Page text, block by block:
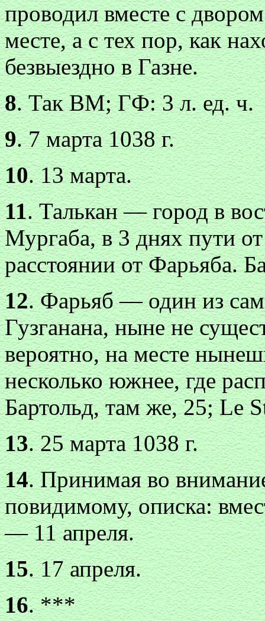
проводил вместе с
месте, а с тех пор, как
безвыездно в Газне.
8. Так ВМ; ГФ: 3 л. ед. ч.
9. 7 марта 1038 г.
10. 13 марта.
11. Талькан — город в
Мургаба, в 3 днях пути
расстоянии от Фарьяба.
12. Фарьяб — один из
Гузганана, ныне не
вероятно, на месте
несколько южнее, где
Бартольд, там же, 25; Lе
13. 25 марта 1038 г.
14. Принимая во
повидимому, описка:
— 11 апреля.
15. 17 апреля.
16. ***